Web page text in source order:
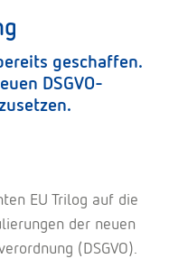
geschaffen.
DSGVO-
EU Trilog auf die
der neuen
(DSGVO).